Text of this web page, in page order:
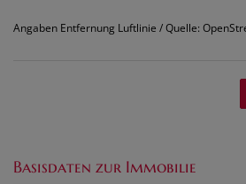
Angaben Entfernung Luftlinie / Quelle:
Basisdaten zur Immobilie